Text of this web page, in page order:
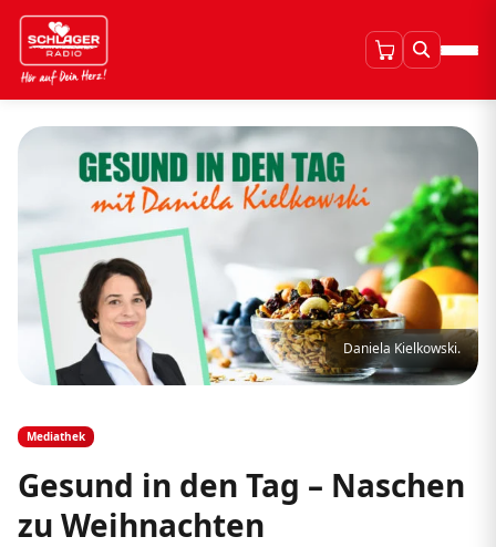
Daniela Kielkowski.
Mediathek
Gesund in den Tag – Naschen
zu Weihnachten